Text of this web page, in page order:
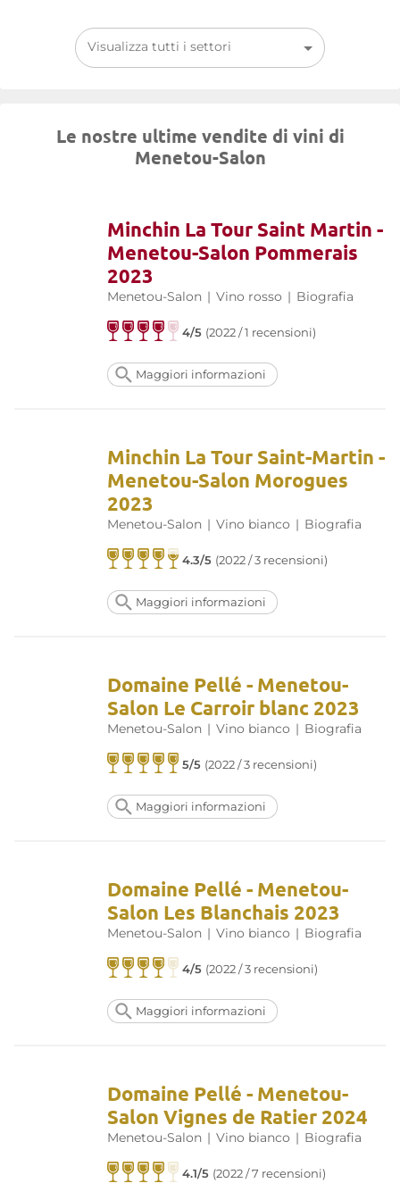
Visualizza tutti i settori
Le nostre ultime vendite di vini di
Menetou-Salon
Minchin La Tour Saint Martin -
Menetou-Salon Pommerais
2023
Menetou-Salon | Vino rosso | Biografia
4/5 (2022 / 1 recensioni)
Maggiori informazioni
Minchin La Tour Saint-Martin -
Menetou-Salon Morogues
2023
Menetou-Salon | Vino bianco | Biografia
4.3/5 (2022 / 3 recensioni)
Maggiori informazioni
Domaine Pellé - Menetou-
Salon Le Carroir blanc 2023
Menetou-Salon | Vino bianco | Biografia
5/5 (2022 / 3 recensioni)
Maggiori informazioni
Domaine Pellé - Menetou-
Salon Les Blanchais 2023
Menetou-Salon | Vino bianco | Biografia
4/5 (2022 / 3 recensioni)
Maggiori informazioni
Domaine Pellé - Menetou-
Salon Vignes de Ratier 2024
Menetou-Salon | Vino bianco | Biografia
4.1/5 (2022 / 7 recensioni)